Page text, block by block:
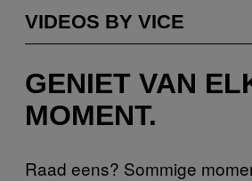
VIDEOS BY VICE
GENIET VAN
MOMENT.
Raad eens? Sommige